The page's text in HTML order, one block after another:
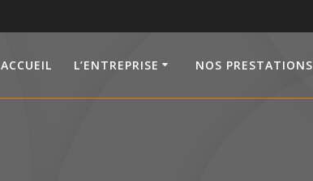
ACCUEIL L’ENTREPRISE NOS PRESTATIONS